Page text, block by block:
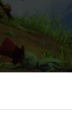
for i en kube